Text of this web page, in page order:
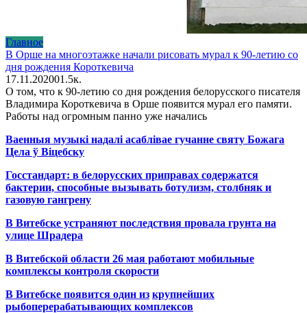
Главное
В Орше на многоэтажке начали рисовать мурал к 90-летию со
дня рождения Короткевича
17.11.202001.5к.
О том, что к 90-летию со дня рождения белорусского писателя
Владимира Короткевича в Орше появится мурал его памяти.
Работы над огромным панно уже начались
Ваенныя музыкі надалі асаблівае гучанне святу Божага
Цела ў Віцебску
Госстандарт: в белорусских приправах содержатся
бактерии, способные вызывать ботулизм, столбняк и
газовую гангрену
В Витебске устраняют последствия провала грунта на
улице Шрадера
В Витебской области 26 мая работают мобильные
комплексы контроля скорости
В Витебске появится один из крупнейших
рыбоперерабатывающих комплексов